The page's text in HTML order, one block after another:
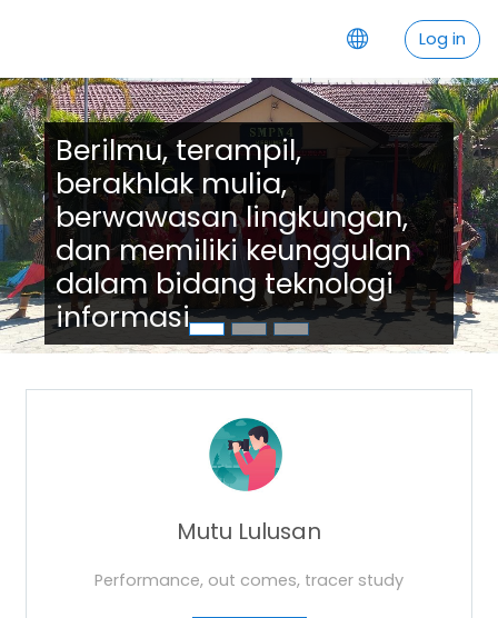
Log in
Berilmu, terampil,
berakhlak mulia,
berwawasan lingkungan,
dan memiliki keunggulan
dalam bidang teknologi
informasi.
Mutu Lulusan
Performance, out comes, tracer study